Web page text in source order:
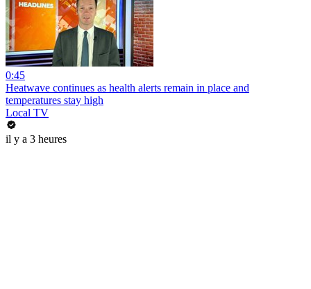
0:45
Heatwave continues as health alerts remain in place and
temperatures stay high
Local TV
il y a 3 heures